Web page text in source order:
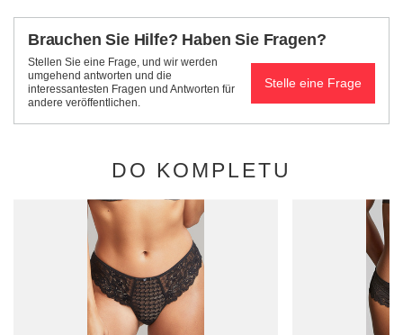
Brauchen Sie Hilfe? Haben Sie Fragen?
Stellen Sie eine Frage, und wir werden
umgehend antworten und die
interessantesten Fragen und Antworten für
andere veröffentlichen.
Stelle eine Frage
DO KOMPLETU